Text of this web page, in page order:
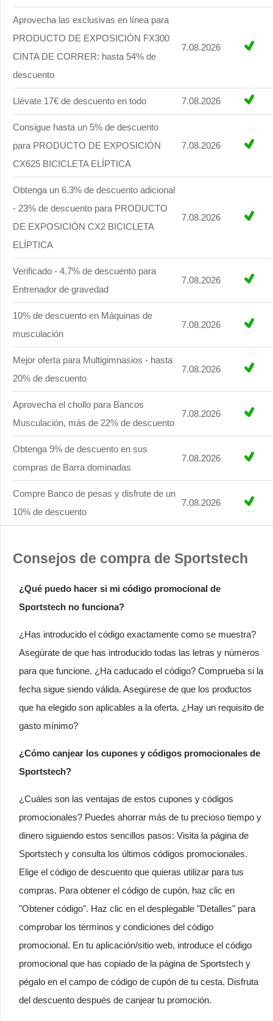
Aprovecha las exclusivas en línea para
PRODUCTO DE EXPOSICIÓN FX300
CINTA DE CORRER: hasta 54% de
descuento
7.08.2026
Llévate 17€ de descuento en todo 7.08.2026
Consigue hasta un 5% de descuento
para PRODUCTO DE EXPOSICIÓN
CX625 BICICLETA ELÍPTICA
7.08.2026
Obtenga un 6.3% de descuento adicional
- 23% de descuento para PRODUCTO
DE EXPOSICIÓN CX2 BICICLETA
ELÍPTICA
7.08.2026
Verificado - 4.7% de descuento para
Entrenador de gravedad
7.08.2026
10% de descuento en Máquinas de
musculación
7.08.2026
Mejor oferta para Multigimnasios - hasta
20% de descuento
7.08.2026
Aprovecha el chollo para Bancos
Musculación, más de 22% de descuento
7.08.2026
Obtenga 9% de descuento en sus
compras de Barra dominadas
7.08.2026
Compre Banco de pesas y disfrute de un
10% de descuento
7.08.2026
Consejos de compra de Sportstech
¿Qué puedo hacer si mi código promocional de
Sportstech no funciona?
¿Has introducido el código exactamente como se muestra?
Asegúrate de que has introducido todas las letras y números
para que funcione. ¿Ha caducado el código? Comprueba si la
fecha sigue siendo válida. Asegúrese de que los productos
que ha elegido son aplicables a la oferta. ¿Hay un requisito de
gasto mínimo?
¿Cómo canjear los cupones y códigos promocionales de
Sportstech?
¿Cuáles son las ventajas de estos cupones y códigos
promocionales? Puedes ahorrar más de tu precioso tiempo y
dinero siguiendo estos sencillos pasos: Visita la página de
Sportstech y consulta los últimos códigos promocionales.
Elige el código de descuento que quieras utilizar para tus
compras. Para obtener el código de cupón, haz clic en
"Obtener código". Haz clic en el desplegable "Detalles" para
comprobar los términos y condiciones del código
promocional. En tu aplicación/sitio web, introduce el código
promocional que has copiado de la página de Sportstech y
pégalo en el campo de código de cupón de tu cesta. Disfruta
del descuento después de canjear tu promoción.